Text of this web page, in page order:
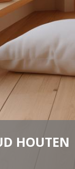
HOUTEN